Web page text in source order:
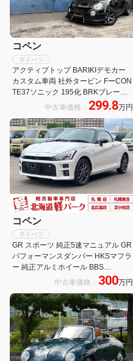
コペン
ダイハツ
アクティブトップ BARIKIデモカー
カスタム車両 社外タービン FーCON
TE37ソニック 195化 BRKブレーキ
キット 車高調 3連追加メーター
内展示車
中古車価格： 299.8万円
コペン
ダイハツ
GR スポーツ 純正5速マニュアル GR
パフォーマンスダンパー HKSマフラ
ー 純正アルミホイール BBS
RECAROシート 純正ナビゲーショ
ン ドライブレコーダー前後 TRC PW
シートヒーター
中古車価格： 300万円